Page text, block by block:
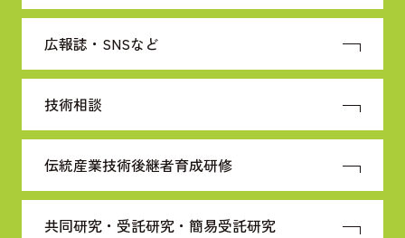
広報誌・SNSなど
技術相談
伝統産業技術後継者育成研修
共同研究・受託研究・ 簡易受託研究